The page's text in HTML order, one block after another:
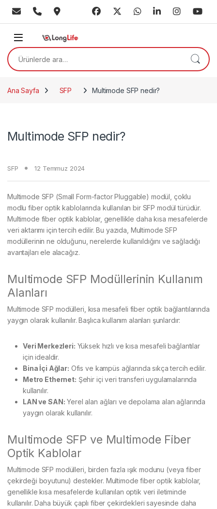
Skip to navigation
Skip to content
Ara:
Ana Sayfa SFP Multimode SFP nedir?
Multimode SFP nedir?
SFP 12 Temmuz 2024
Multimode SFP (Small Form-factor Pluggable) modül, çoklu
modlu fiber optik kablolarında kullanılan bir SFP modül türüdür.
Multimode fiber optik kablolar, genellikle daha kısa mesafelerde
veri aktarımı için tercih edilir. Bu yazıda, Multimode SFP
modüllerinin ne olduğunu, nerelerde kullanıldığını ve sağladığı
avantajları ele alacağız.
Multimode SFP Modüllerinin Kullanım
Alanları
Multimode SFP modülleri, kısa mesafeli fiber optik bağlantılarında
yaygın olarak kullanılır. Başlıca kullanım alanları şunlardır:
Veri Merkezleri: Yüksek hızlı ve kısa mesafeli bağlantılar
için idealdir.
Bina İçi Ağlar: Ofis ve kampüs ağlarında sıkça tercih edilir.
Metro Ethernet: Şehir içi veri transferi uygulamalarında
kullanılır.
LAN ve SAN: Yerel alan ağları ve depolama alan ağlarında
yaygın olarak kullanılır.
Multimode SFP ve Multimode Fiber
Optik Kablolar
Multimode SFP modülleri, birden fazla ışık modunu (veya fiber
çekirdeği boyutunu) destekler. Multimode fiber optik kablolar,
genellikle kısa mesafelerde kullanılan optik veri iletiminde
kullanılır. Daha büyük çaplı fiber çekirdekleri sayesinde daha